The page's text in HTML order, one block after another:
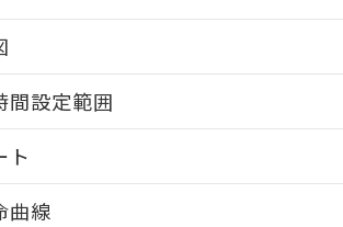
間設定範囲
ト
曲線